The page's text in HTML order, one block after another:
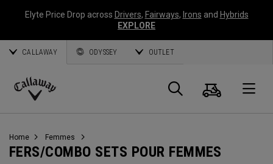
Elyte Price Drop across Drivers, Fairways, Irons and Hybrids
EXPLORE
CALLAWAY ODYSSEY OUTLET
Callaway
Panier
Home Femmes
FERS/COMBO SETS POUR FEMMES